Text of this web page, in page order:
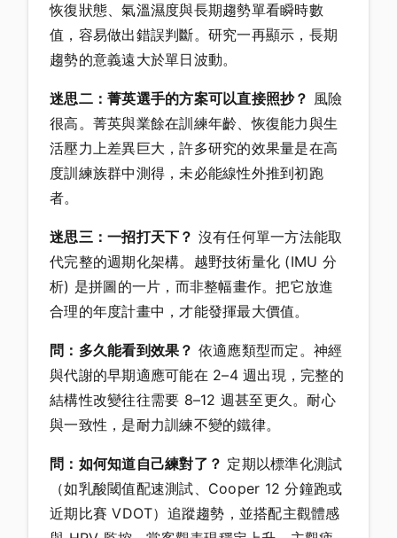
恢復狀態、氣溫濕度與長期趨勢單看瞬時數
值，容易做出錯誤判斷。研究一再顯示，長期
趨勢的意義遠大於單日波動。
迷思二：菁英選手的方案可以直接照抄？ 風險
很高。菁英與業餘在訓練年齡、恢復能力與生
活壓力上差異巨大，許多研究的效果量是在高
度訓練族群中測得，未必能線性外推到初跑
者。
迷思三：一招打天下？ 沒有任何單一方法能取
代完整的週期化架構。越野技術量化 (IMU 分
析) 是拼圖的一片，而非整幅畫作。把它放進
合理的年度計畫中，才能發揮最大價值。
問：多久能看到效果？ 依適應類型而定。神經
與代謝的早期適應可能在 2–4 週出現，完整的
結構性改變往往需要 8–12 週甚至更久。耐心
與一致性，是耐力訓練不變的鐵律。
問：如何知道自己練對了？ 定期以標準化測試
（如乳酸閾值配速測試、Cooper 12 分鐘跑或
近期比賽 VDOT）追蹤趨勢，並搭配主觀體感